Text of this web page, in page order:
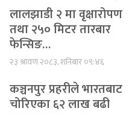
लालझाडी २ मा वृक्षारोपण
तथा २५० मिटर तारबार
फेन्सिङ…
२३ श्रावण २०८३, शनिबार ०९:४६
कञ्चनपुर प्रहरीले भारतबाट
चोरिएका ६२ लाख बढी